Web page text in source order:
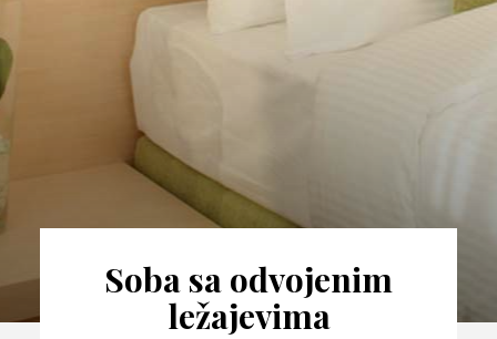
Soba sa odvojenim
ležajevima